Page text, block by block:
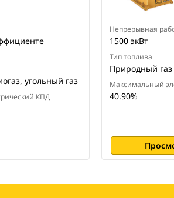
угольный газ
КПД
Непрерывная
1500 экВт
Тип топлива
Природный газ
Максимальный
40.90%